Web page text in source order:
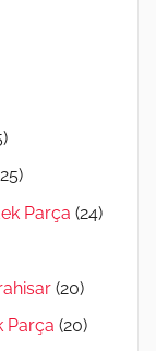
Parça (24)
(20)
Parça (20)